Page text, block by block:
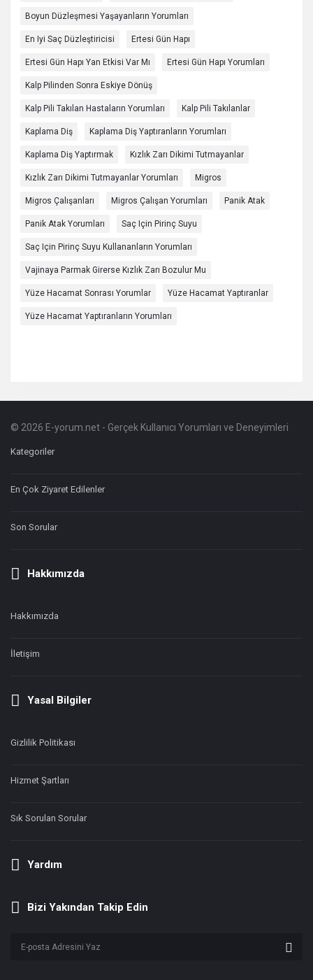
Boyun Düzleşmesi Yaşayanların Yorumları
En Iyi Saç Düzleştiricisi Ertesi Gün Hapı
Ertesi Gün Hapı Yan Etkisi Var Mı Ertesi Gün Hapı Yorumları
Kalp Pilinden Sonra Eskiye Dönüş
Kalp Pili Takılan Hastaların Yorumları Kalp Pili Takılanlar
Kaplama Diş Kaplama Diş Yaptıranların Yorumları
Kaplama Diş Yaptırmak Kızlık Zarı Dikimi Tutmayanlar
Kızlık Zarı Dikimi Tutmayanlar Yorumları Migros
Migros Çalışanları Migros Çalışan Yorumları Panik Atak
Panik Atak Yorumları Saç Için Pirinç Suyu
Saç Için Pirinç Suyu Kullananların Yorumları
Vajinaya Parmak Girerse Kızlık Zarı Bozulur Mu
Yüze Hacamat Sonrası Yorumlar Yüze Hacamat Yaptıranlar
Yüze Hacamat Yaptıranların Yorumları
Footer
Hakkında
© 2026 E-yorum.net - Gerçek Kullanıcı Yorumları ve Deneyimleri
Kategoriler
En Çok Ziyaret Edilenler
Son Sorular
Hakkımızda
Hakkımızda
İletişim
Yasal Bilgiler
Gizlilik Politikası
Hizmet Şartları
Sık Sorulan Sorular
Yardım
Bizi Yakından Takip Edin